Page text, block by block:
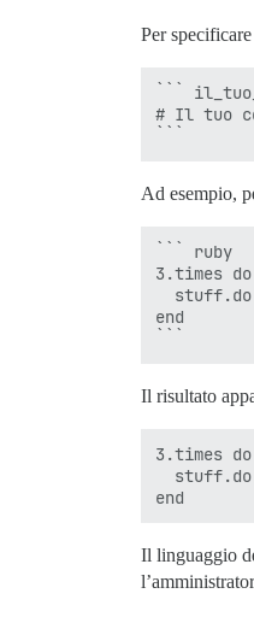
Per
```
# Il tuo
Ad esempio,
``` ruby
3.times
  stuff.do
end
Il risultato
3.times
  stuff.do
Il linguaggio